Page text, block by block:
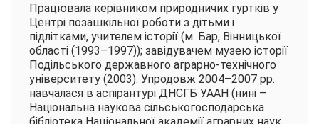
Працювала керівником природничих гуртків у
Центрі позашкільної роботи з дітьми і
підлітками, учителем історії (м. Бар, Вінницької
області (1993–1997)); завідувачем музею історії
Подільського державного аграрно-технічного
університету (2003). Упродовж 2004–2007 рр.
навчалася в аспірантурі ДНСГБ УААН (нині –
Національна наукова сільськогосподарська